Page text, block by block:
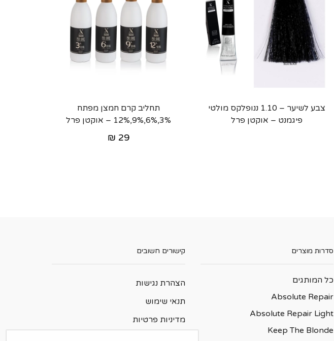
צבע לשיער – 1.10 ננופלקס מולטי
פיגמנט – אוקטן פרל
תחליב קרם חמצן מפתח
3%,6%,9%,12% – אוקטן פרל
₪ 29
סדרות מוצרים
כל המותגים
Absolute Repair
Absolute Repair Light
Keep The Blonde
קישורים חשובים
הצהרת נגישות
תנאי שימוש
מדיניות פרטיות